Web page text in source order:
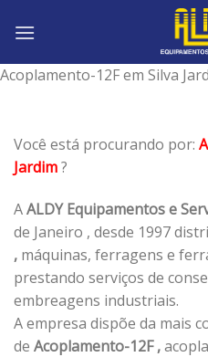
Acoplamento-12F em Silva
Você está procurando por:
Jardim?
AALDY Equipamentos e
de Janeiro , desde 1997
, máquinas, ferragens e
prestando serviços de
embreagens industriais.
A empresa dispõe da mais
de Acoplamento-12F ,